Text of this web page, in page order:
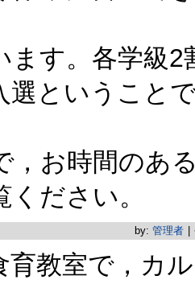
ます。各学級2
選ということ
，お時間のあ
ださい。
by: 管理者
育教室で，カ